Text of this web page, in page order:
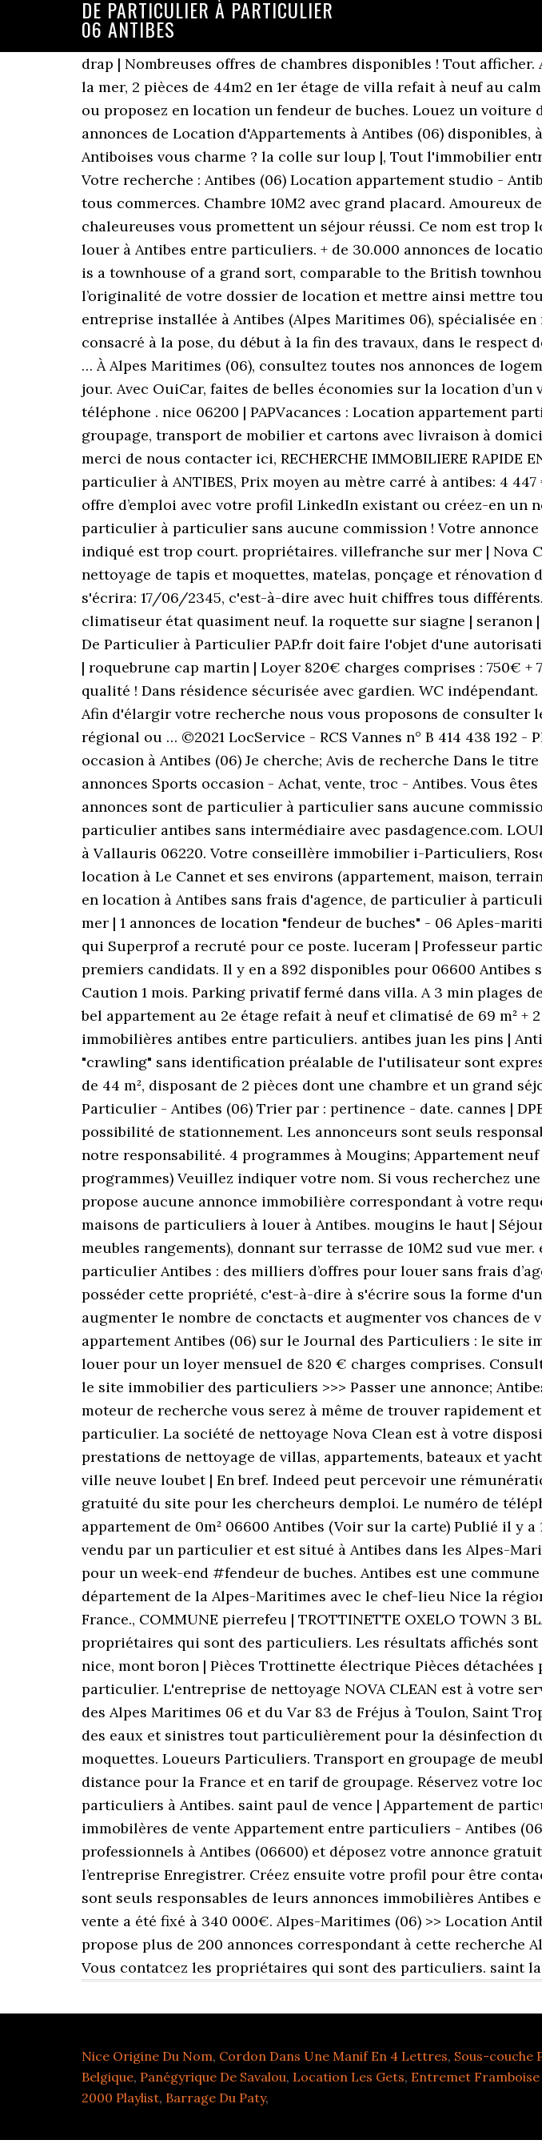
DE PARTICULIER À PARTICULIER
06 ANTIBES
drap | Nombreuses offres de chambres disponibles ! Tout afficher. A 10mn de Sophia Antipolis, de Cannes du centre d'Antibes et de la mer, 2 pièces de 44m2 en 1er étage de villa refait à neuf au calme absolu. Demandez à louer un fendeur de buches à vos voisins ou proposez en location un fendeur de buches. Louez un voiture diesel ou essence à Antibes (06) à un particulier ! Plus de 130 annonces de Location d'Appartements à Antibes (06) disponibles, à consulter sur Figaro Immo Faire partie des Antibois ou Antiboises vous charme ? la colle sur loup |, Tout l'immobilier entre particuliers à Antibes . Salle d'eau. Enregistrer l’offre d’emploi. Votre recherche : Antibes (06) Location appartement studio - Antibes (06) - 580 € JUAN LES PINS Proximité mer, gare (300 m) et tous commerces. Chambre 10M2 avec grand placard. Amoureux de la station, nos résidences secondaires agréables et chaleureuses vous promettent un séjour réussi. Ce nom est trop long, merci d'utiliser une écriture plus brève. Appartement à louer à Antibes entre particuliers. + de 30.000 annonces de location de particuliers. An hôtel particulier (French: [otɛl paʁtikylje]) is a townhouse of a grand sort, comparable to the British townhouse or mansion. De plus, vous avez l’opportunité de certifier l’originalité de votre dossier de location et mettre ainsi mettre toutes les … mandelieu lanapoule | Alu Phil Services est une entreprise installée à Antibes (Alpes Maritimes 06), spécialisée en menuiserie Alu, Pvc, bois, bois/alu, ... Un soin tout particulier est consacré à la pose, du début à la fin des travaux, dans le respect des règles de l'art et des normes. L'appartement est composé de 2 … À Alpes Maritimes (06), consultez toutes nos annonces de logements de particulier à particulier. Page 1 de 633 emplois. 3. 60 € / jour. Avec OuiCar, faites de belles économies sur la location d’un voiture à Antibes (06) ! Veuillez indiquer votre numéro de téléphone . nice 06200 | PAPVacances : Location appartement particulier Antibes (06). Devis de transport en déménagement groupage, transport de mobilier et cartons avec livraison à domicile pour le particulier. Si vous détectez une annonce frauduleuse merci de nous contacter ici, RECHERCHE IMMOBILIERE RAPIDE ENTRE PARTICULIERS, 30 annonces Immobilier de particulier a particulier à ANTIBES, Prix moyen au mètre carré à antibes: 4 447 € (d'après nos annonces), Espace thorenc | Enregistrez cette offre d’emploi avec votre profil LinkedIn existant ou créez-en un nouveau. aspremont | biot | vallauris | Nos annonces sont de particulier à particulier sans aucune commission ! Votre annonce immobilière ici en tête des résultats ? Le numéro de téléphone indiqué est trop court. propriétaires. villefranche sur mer | Nova Clean réalise le nettoyage de canapé et fauteuils tissu à domicile, nettoyage de tapis et moquettes, matelas, ponçage et rénovation de marbre. Le 17 juin 2345 sera une date très particulière car elle s'écrira: 17/06/2345, c'est-à-dire avec huit chiffres tous différents. Climatiseur à récupérer à Nice (06) le 26/12/2020 Bonjour climatiseur état quasiment neuf. la roquette sur siagne | seranon | En particulier, toute création de lien(s) hypertexte(s) sur le site De Particulier à Particulier PAP.fr doit faire l'objet d'une autorisation préalable et écrite de La société Neressis. tourrettes sur loup | roquebrune cap martin | Loyer 820€ charges comprises : 750€ + 70€ de provisions sur charges (eau+chauffage). Une assurance de qualité ! Dans résidence sécurisée avec gardien. WC indépendant. Pièces Trottinette électrique Nice (06). la gaude (nice) | peillon | Afin d'élargir votre recherche nous vous proposons de consulter les annonces de
Nice Origine Du Nom, Cordon Dans Une Manif En 4 Lettres, Sous-couche
Belgique, Panégyrique De Savalou, Location Les Gets, Entremet
2000 Playlist, Barrage Du Paty,